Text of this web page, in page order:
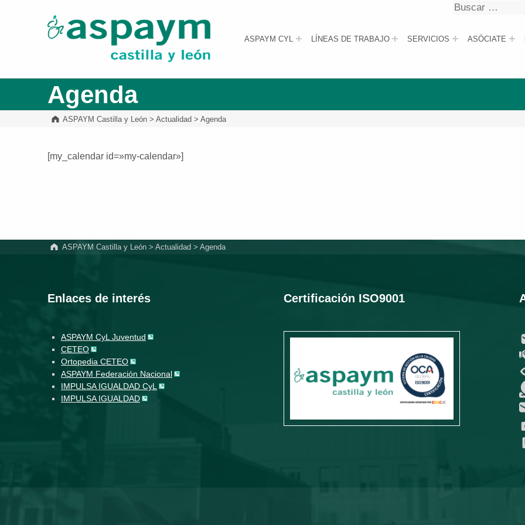
ASPAYM Castilla y León
ASPAYM CYL LÍNEAS DE TRABAJO SERVICIOS ASÓCIATE
Buscar
Agenda
ASPAYM Castilla y León >Actualidad >Agenda
[my_calendar id=»my-calendar»]
ASPAYM Castilla y León> Actualidad > Agenda
Enlaces de interés
ASPAYM CyL Juventud
CETEO
Ortopedia CETEO
ASPAYM Federación Nacional
IMPULSA IGUALDAD CyL
IMPULSA IGUALDAD
Certificación ISO9001